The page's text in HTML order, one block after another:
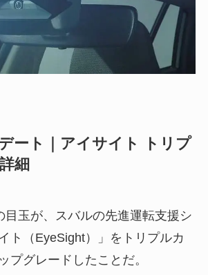
ート｜アイサイト トリプ
細
目玉が、スバルの先進運転支援シ
ト（EyeSight）」をトリプルカ
プグレードしたことだ。